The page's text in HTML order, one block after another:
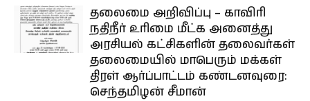
தலைமை அறிவிப்பு – காவிரி
நதிநீர் உரிமை மீட்க அனைத்து
அரசியல் கட்சிகளின் தலைவர்கள்
தலைமையில் மாபெரும் மக்கள்
திரள் ஆர்ப்பாட்டம் கண்டனவுரை:
செந்தமிழன் சீமான்